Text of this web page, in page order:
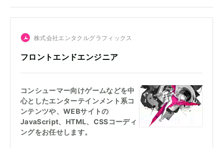
新規事業にチャレンジしたい
地域
東京
東北
近畿
株式会社エンタクルグラフィックス
フロントエンドエンジニア
コンシューマー向けゲームなどを中
心としたエンターテインメント系コ
ンテンツや、WEBサイトの
JavaScript、HTML、CSSコーディ
ングをお任せします。